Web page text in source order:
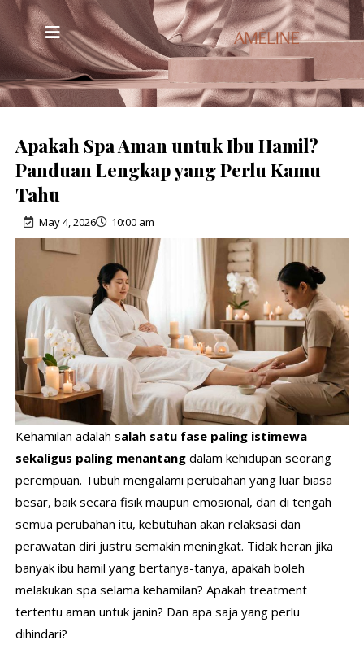
Apakah Spa Aman untuk Ibu Hamil?
Panduan Lengkap yang Perlu Kamu
Tahu
May 4, 2026 10:00 am
Kehamilan adalah salah satu fase paling istimewa
sekaligus paling menantangdalam kehidupan seorang
perempuan. Tubuh mengalami perubahan yang luar biasa
besar, baik secara fisik maupun emosional, dan di tengah
semua perubahan itu, kebutuhan akan relaksasi dan
perawatan diri justru semakin meningkat. Tidak heran jika
banyak ibu hamil yang bertanya-tanya, apakah boleh
melakukan spa selama kehamilan? Apakah treatment
tertentu aman untuk janin? Dan apa saja yang perlu
dihindari?